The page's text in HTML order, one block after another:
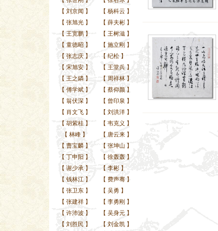
【 刘京闻 】 【 杨科云 】
【 张旭光】 【 薛夫彬 】
【 王宽鹏】 【 王树滋 】
【 童德昭 】 【 施立刚 】
【 张志庆】 【 纪松 】
【 宋旭安】 【 王堂兵 】
【 王之鏻】 【 周祥林 】
【 傅学斌】 【 蔡仰颜 】
【 翁伏深】 【 曾印泉 】
【 肖文飞】 【 刘洪洋 】
【 胡紫桂】 【 韦克义 】
【 林峰】 【 唐云来 】
【 曹宝麟】 【 张坤山 】
【 丁申阳 】 【 徐轰轰 】
【 谢少承】 【 李彬 】
【 钱林江】 【 费声骞 】
【 张卫东】 【 吴勇 】
【 张建祥】 【 李勇刚 】
【 许沛波】 【 吴身元 】
【 刘胜民 】 【 刘金凯 】